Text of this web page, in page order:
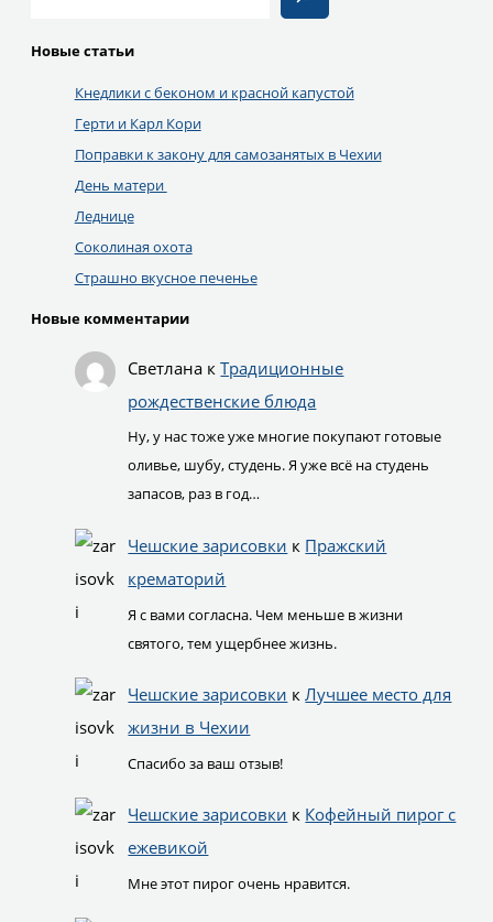
Новые статьи
Кнедлики с беконом и красной капустой
Герти и Карл Кори
Поправки к закону для самозанятых в Чехии
День матери
Леднице
Соколиная охота
Страшно вкусное печенье
Новые комментарии
Светлана кТрадиционные
рождественские блюда
Ну, у нас тоже уже многие покупают готовые
оливье, шубу, студень. Я уже всё на студень
запасов, раз в год…
Чешские зарисовки к Пражский
крематорий
Я с вами согласна. Чем меньше в жизни
святого, тем ущербнее жизнь.
Чешские зарисовки кЛучшее место для
жизни в Чехии
Спасибо за ваш отзыв!
Чешские зарисовки к Кофейный пирог с
ежевикой
Мне этот пирог очень нравится.